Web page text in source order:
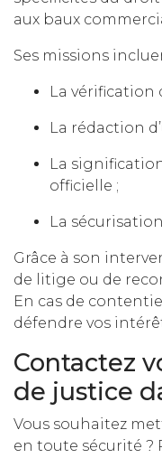
aux baux
Ses missions
La vérification
La rédaction
La
officielle ;
La
Grâce à son
de litige ou de
En cas de
défendre vos
Contactez
de justice
Vous souhaitez
en toute sécurité ?